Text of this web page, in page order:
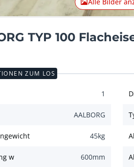
Alle Bilder
TYP 100
ZUM LOS
1
AALBORG
45kg
w 600mm